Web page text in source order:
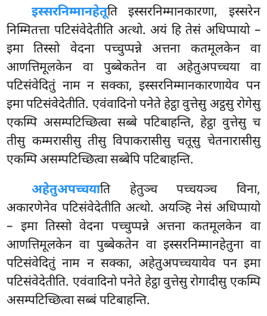
इस्सरनिम्मानहेतूतिइस्सरनिम्मानकारणा, इस्सरेन
निम्मितत्ता पटिसंवेदेतीति अत्थो. अयं हि तेसं अधिप्पायो –
इमा तिस्सो वेदना पच्चुप्पन्ने अत्तना कतमूलकेन वा
आणत्तिमूलकेन वा पुब्बेकतेन वा अहेतुअपच्चया वा
पटिसंवेदितुं नाम न सक्का, इस्सरनिम्मानकारणायेव पन
इमा पटिसंवेदेतीति. एवंवादिनो पनेते हेट्ठा वुत्तेसु अट्ठसु रोगेसु
एकम्पि असम्पटिच्छित्वा सब्बे पटिबाहन्ति, हेट्ठा वुत्तेसु च
तीसु कम्मरासीसु तीसु विपाकरासीसु चतूसु चेतनारासीसु
एकम्पि असम्पटिच्छित्वा सब्बेपि पटिबाहन्ति.
अहेतुअपच्चयाति हेतुञ्च पच्चयञ्च विना,
अकारणेनेव पटिसंवेदेतीति अत्थो. अयञ्हि नेसं अधिप्पायो
– इमा तिस्सो वेदना पच्चुप्पन्ने अत्तना कतमूलकेन वा
आणत्तिमूलकेन वा पुब्बेकतेन वा इस्सरनिम्मानहेतुना वा
पटिसंवेदितुं नाम न सक्का, अहेतुअपच्चयायेव पन इमा
पटिसंवेदेतीति. एवंवादिनो पनेते हेट्ठा वुत्तेसु रोगादीसु एकम्पि
असम्पटिच्छित्वा सब्बं पटिबाहन्ति.